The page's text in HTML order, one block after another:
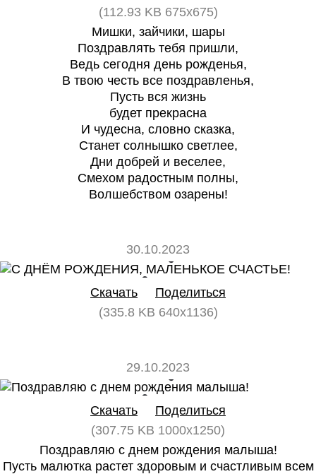
(112.93 KB 675x675)
Мишки, зайчики, шары
Поздравлять тебя пришли,
Ведь сегодня день рожденья,
В твою честь все поздравленья,
Пусть вся жизнь
будет прекрасна
И чудесна, словно сказка,
Станет солнышко светлее,
Дни добрей и веселее,
Смехом радостным полны,
Волшебством озарены!
30.10.2023
0 0
Скачать
Поделиться
(335.8 KB 640x1136)
29.10.2023
0 0
Скачать
Поделиться
(307.75 KB 1000x1250)
Поздравляю с днем рождения малыша!
Пусть малютка растет здоровым и счастливым всем